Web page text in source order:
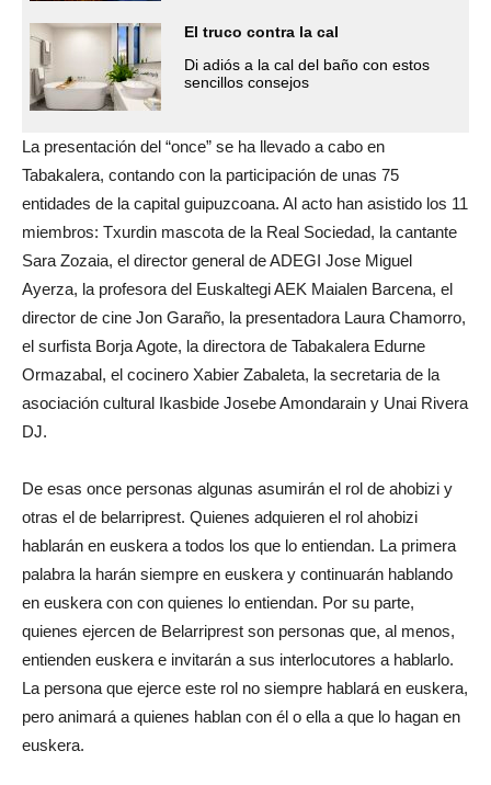
El truco contra la cal
Di adiós a la cal del baño con estos
sencillos consejos
La presentación del “once” se ha llevado a cabo en
Tabakalera, contando con la participación de unas 75
entidades de la capital guipuzcoana. Al acto han asistido los 11
miembros: Txurdin mascota de la Real Sociedad, la cantante
Sara Zozaia, el director general de ADEGI Jose Miguel
Ayerza, la profesora del Euskaltegi AEK Maialen Barcena, el
director de cine Jon Garaño, la presentadora Laura Chamorro,
el surfista Borja Agote, la directora de Tabakalera Edurne
Ormazabal, el cocinero Xabier Zabaleta, la secretaria de la
asociación cultural Ikasbide Josebe Amondarain y Unai Rivera
DJ.
De esas once personas algunas asumirán el rol de ahobizi y
otras el de belarriprest. Quienes adquieren el rol ahobizi
hablarán en euskera a todos los que lo entiendan. La primera
palabra la harán siempre en euskera y continuarán hablando
en euskera con con quienes lo entiendan. Por su parte,
quienes ejercen de Belarriprest son personas que, al menos,
entienden euskera e invitarán a sus interlocutores a hablarlo.
La persona que ejerce este rol no siempre hablará en euskera,
pero animará a quienes hablan con él o ella a que lo hagan en
euskera.